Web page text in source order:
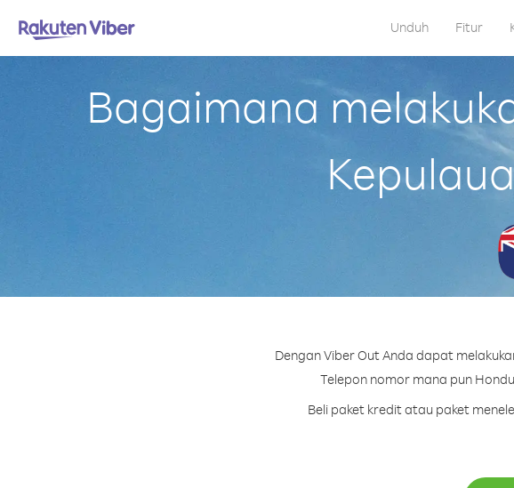
Unduh Fitur
Bagaimana
Dengan Viber Out Anda dapat
Telepon nomor mana pun
Beli paket kredit atau paket